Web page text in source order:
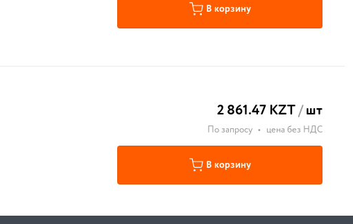
В корзину
2 861.47 KZT/шт
По запросу • цена без НДС
В корзину